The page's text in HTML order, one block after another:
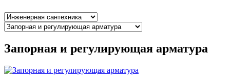
Запорная и регулирующая арматура